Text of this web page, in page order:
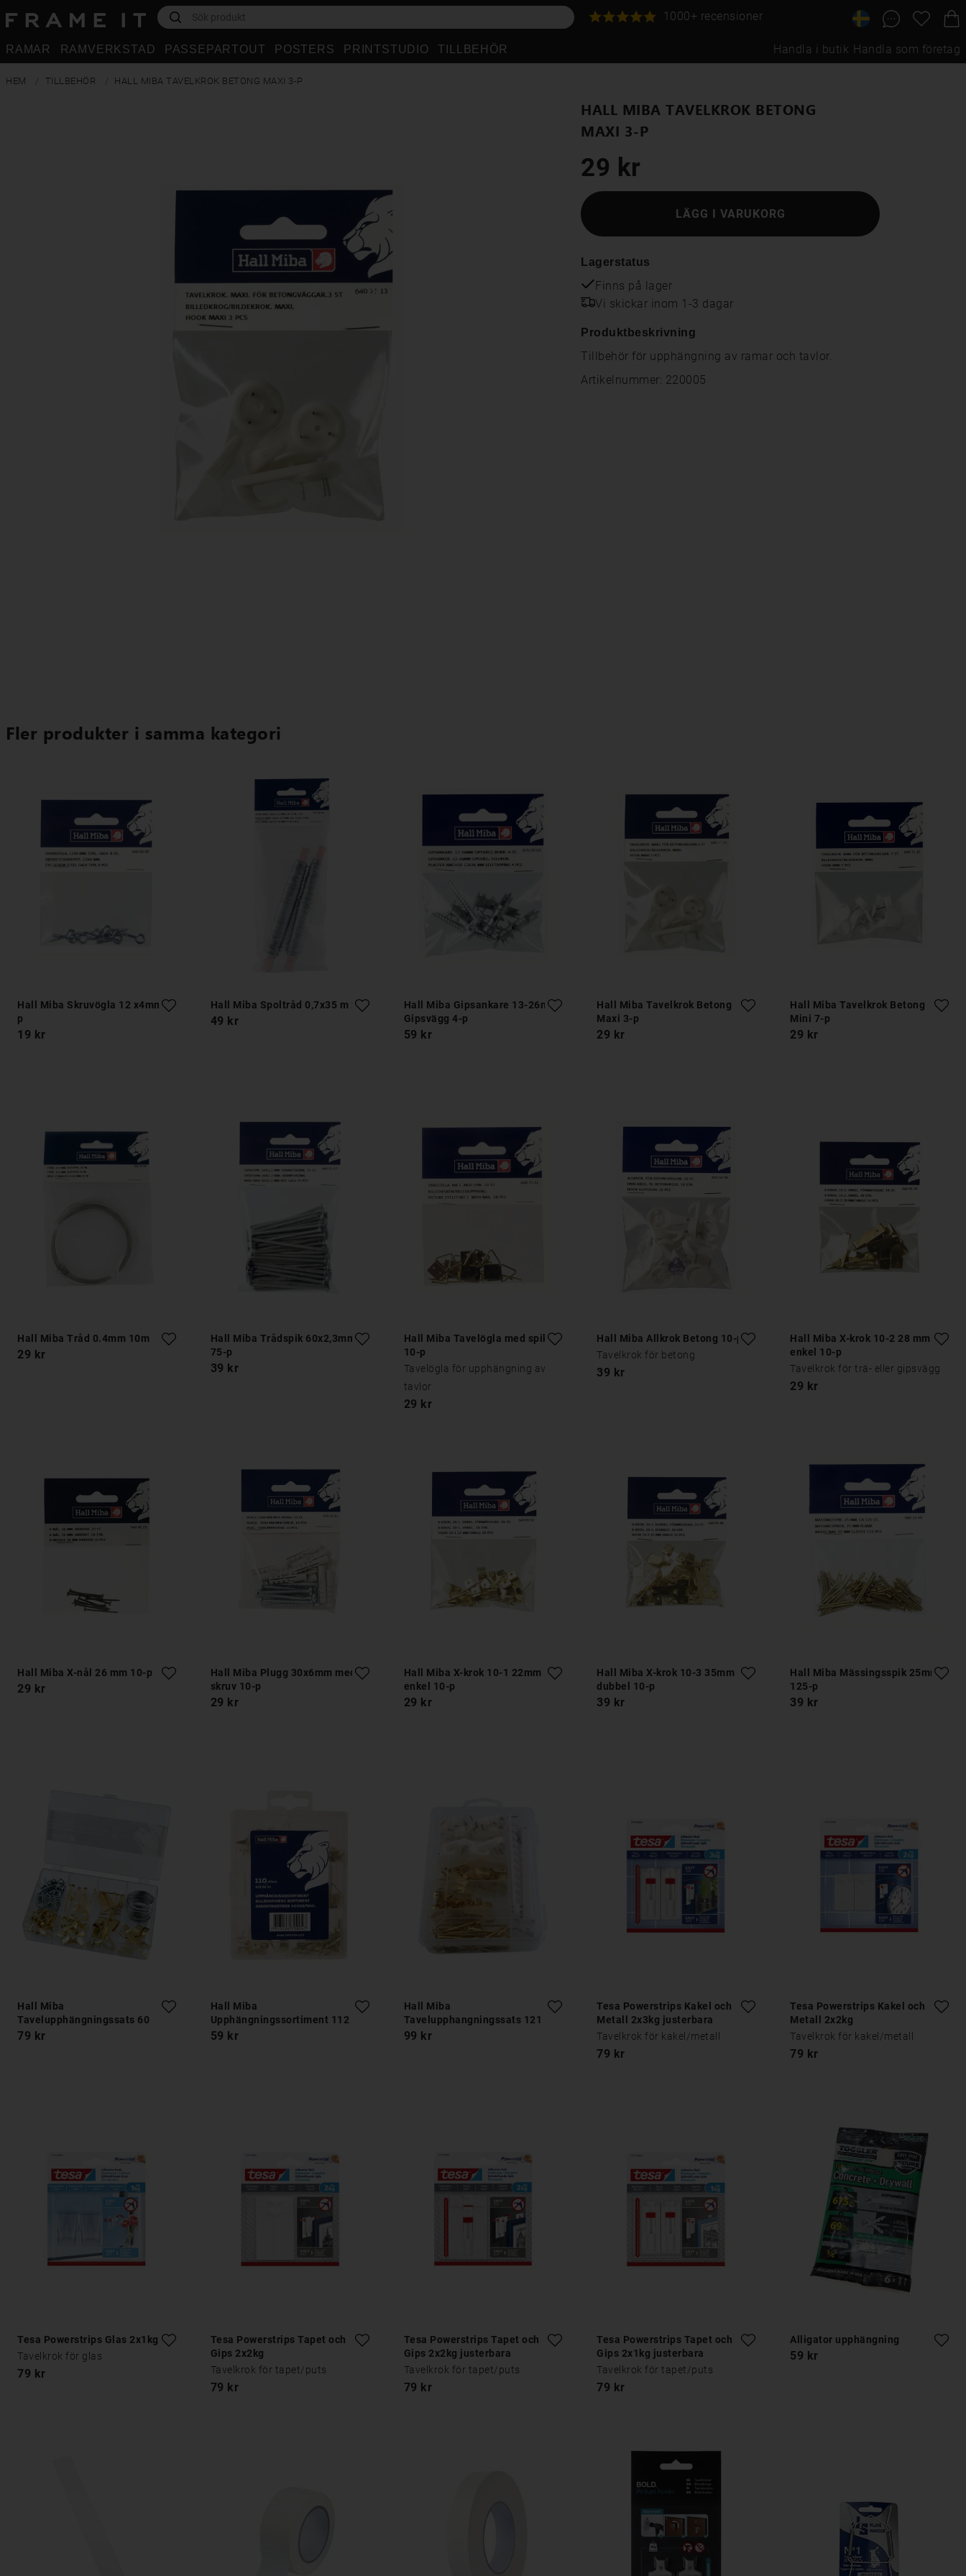
1000+ recensioner
RAMAR RAMVERKSTAD PASSEPARTOUT POSTERS PRINTSTUDIO TILLBEHÖR Handla i butik Handla som företag
HEM TILLBEHÖR HALL MIBA TAVELKROK BETONG MAXI 3-P
HALL MIBA TAVELKROK BETONG
MAXI 3-P
29 kr
LÄGG I VARUKORG
Lagerstatus
Finns på lager
Vi skickar inom 1-3 dagar
Produktbeskrivning
Tillbehör för upphängning av ramar och tavlor.
Artikelnummer: 220005
Fler produkter i samma kategori
Hall Miba Skruvögla 12 x4mm 8-
p
19 kr
Hall Miba Spoltråd 0,7x35 m 2-p
49 kr
Hall Miba Gipsankare 13-26mm
Gipsvägg 4-p
59 kr
Hall Miba Tavelkrok Betong
Maxi 3-p
29 kr
Hall Miba Tavelkrok Betong
Mini 7-p
29 kr
Hall Miba Tråd 0.4mm 10m
29 kr
Hall Miba Trådspik 60x2,3mm
75-p
39 kr
Hall Miba Tavelögla med spik
10-p
Tavelögla för upphängning av
tavlor
29 kr
Hall Miba Allkrok Betong 10-p
Tavelkrok för betong
39 kr
Hall Miba X-krok 10-2 28 mm
enkel 10-p
Tavelkrok för trä- eller gipsvägg
29 kr
Hall Miba X-nål 26 mm 10-p
29 kr
Hall Miba Plugg 30x6mm med
skruv 10-p
29 kr
Hall Miba X-krok 10-1 22mm
enkel 10-p
29 kr
Hall Miba X-krok 10-3 35mm
dubbel 10-p
39 kr
Hall Miba Mässingsspik 25mm
125-p
39 kr
Hall Miba
Tavelupphängningssats 60
delar
79 kr
Hall Miba
Upphängningssortiment 112
delar
59 kr
Hall Miba
Tavelupphangningssats 121
delar
99 kr
Tesa Powerstrips Kakel och
Metall 2x3kg justerbara
Tavelkrok för kakel/metall
79 kr
Tesa Powerstrips Kakel och
Metall 2x2kg
Tavelkrok för kakel/metall
79 kr
Tesa Powerstrips Glas 2x1kg
Tavelkrok för glas
79 kr
Tesa Powerstrips Tapet och
Gips 2x2kg
Tavelkrok för tapet/puts
79 kr
Tesa Powerstrips Tapet och
Gips 2x2kg justerbara
Tavelkrok för tapet/puts
79 kr
Tesa Powerstrips Tapet och
Gips 2x1kg justerbara
Tavelkrok för tapet/puts
79 kr
Alligator upphängning
59 kr